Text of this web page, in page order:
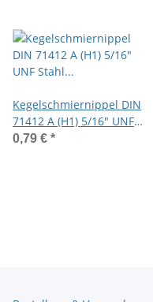
Kegelschmiernippel DIN
71412 A (H1) 5/16" UNF
Stahl verzinkt
0,79 € *